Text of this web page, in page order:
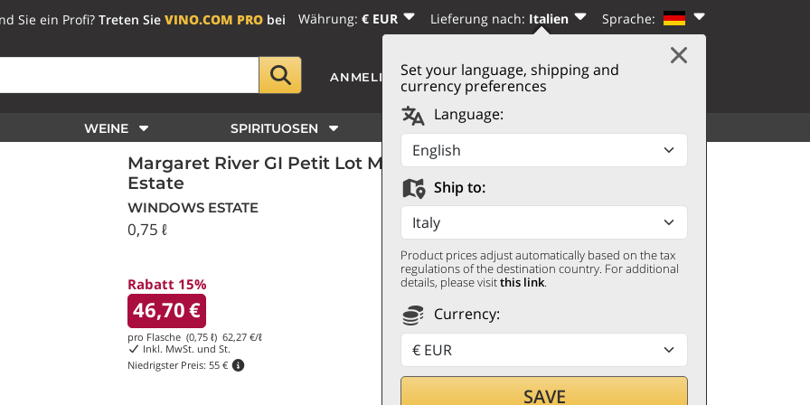
Sie ein Profi? Treten Sie VINO.COM PRObei Währung: € EUR Lieferung nach: Italien Sprache:
Set your language, shipping and
currency preferences
Language:
Ship to:
Product prices adjust automatically based on the tax
regulations of the destination country. For additional
details, please visitthis link.
Currency:
SAVE
ANMELDEN | REGISTRIEREN WARENKORB
WEINE SPIRITUOSEN WEITERES
Margaret River GI Petit Lot Mousseux 2021 Windows
Estate
WINDOWS ESTATE
0,75 ℓ
Rabatt 15%
46,70€
pro Flasche (0,75 ℓ) 62,27 €/ℓ
Inkl. MwSt. und St.
Niedrigster Preis: 55 €